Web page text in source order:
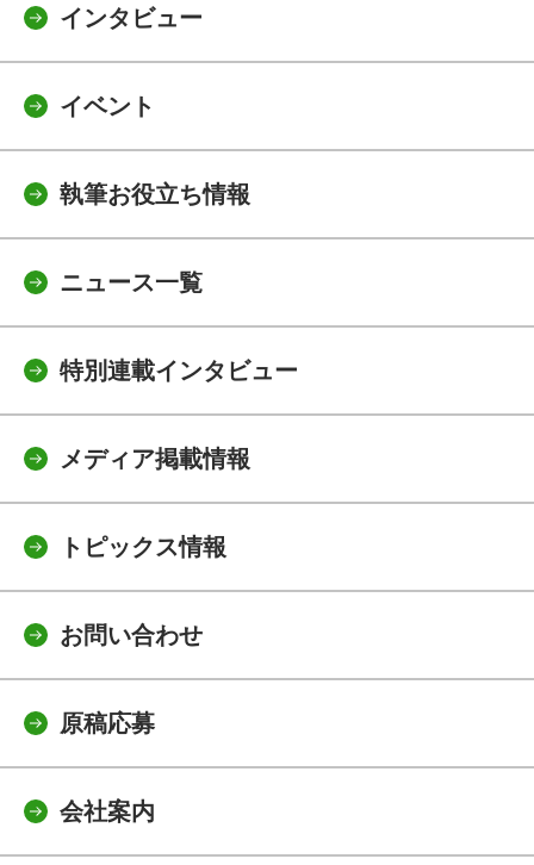
インタビュー
イベント
執筆お役立ち情報
ニュース一覧
特別連載インタビュー
メディア掲載情報
トピックス情報
お問い合わせ
原稿応募
会社案内